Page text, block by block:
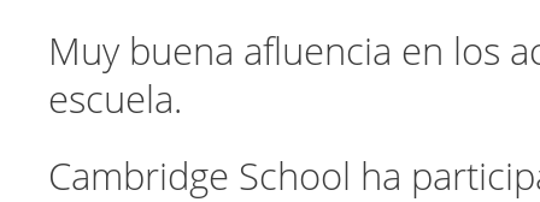
Muy buena afluencia en los
escuela.
Cambridge School ha